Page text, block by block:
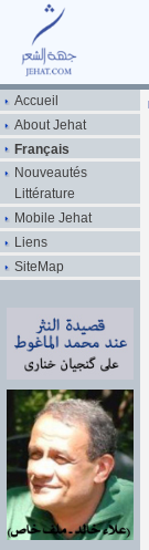
Accueil
About Jehat
Français
Nouveautés
Littérature
Mobile Jehat
Liens
SiteMap